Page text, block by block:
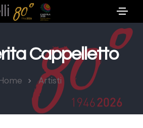
Cappelletto
Artisti